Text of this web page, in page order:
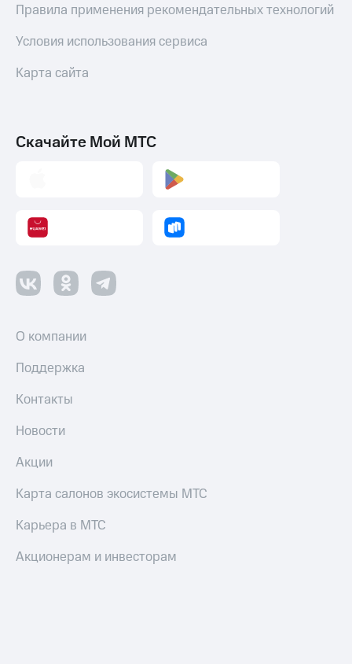
Правила применения рекомендательных технологий
Условия использования сервиса
Карта сайта
Скачайте Мой МТС
О компании
Поддержка
Контакты
Новости
Акции
Карта салонов экосистемы МТС
Карьера в МТС
Акционерам и инвесторам